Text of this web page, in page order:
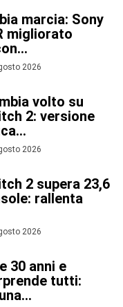
marcia: Sony
migliorato
2026
volto su
2: versione
2026
2 supera 23,6
rallenta
2026
30 anni e
tutti: